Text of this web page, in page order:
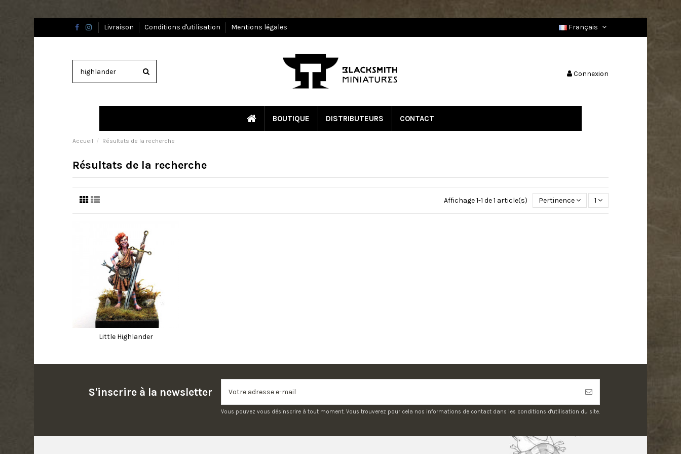
Livraison Conditions d'utilisation Mentions légales Français
Connexion
BOUTIQUE DISTRIBUTEURS CONTACT
Accueil Résultats de la recherche
Résultats de la recherche
Affichage 1-1 de 1 article(s) Pertinence 1
Little Highlander
S'inscrire à la newsletter
Vous pouvez vous désinscrire à tout moment. Vous trouverez pour cela nos informations de contact dans les conditions d'utilisation du site.